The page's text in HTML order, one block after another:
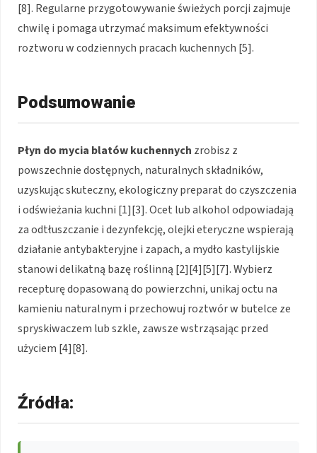
[8]. Regularne przygotowywanie świeżych porcji zajmuje
chwilę i pomaga utrzymać maksimum efektywności
roztworu w codziennych pracach kuchennych [5].
Podsumowanie
Płyn do mycia blatów kuchennych zrobisz z
powszechnie dostępnych, naturalnych składników,
uzyskując skuteczny, ekologiczny preparat do czyszczenia
i odświeżania kuchni [1][3]. Ocet lub alkohol odpowiadają
za odtłuszczanie i dezynfekcję, olejki eteryczne wspierają
działanie antybakteryjne i zapach, a mydło kastylijskie
stanowi delikatną bazę roślinną [2][4][5][7]. Wybierz
recepturę dopasowaną do powierzchni, unikaj octu na
kamieniu naturalnym i przechowuj roztwór w butelce ze
spryskiwaczem lub szkle, zawsze wstrząsając przed
użyciem [4][8].
Źródła: